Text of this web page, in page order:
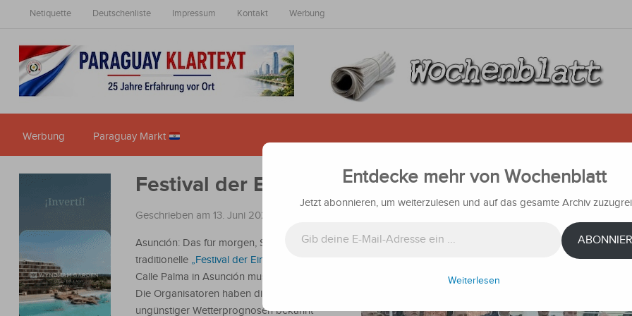
Netiquette Deutschenliste Impressum Kontakt Werbung
Werbung Paraguay Markt
Festival der Einwanderer auf der Calle Palma
Geschrieben am 13. Juni 2025
Asunción: Das für morgen, Samstag, geplante
traditionelle „Festival der Einwanderer“
Calle Palma in Asunción muss leider entfallen.
Die Organisatoren haben die Absage aufgrund
ungünstiger Wetterprognosen bekannt
Entdecke mehr von Wochenblatt
Jetzt abonnieren, um weiterzulesen und auf das gesamte Archiv
Weiterlesen